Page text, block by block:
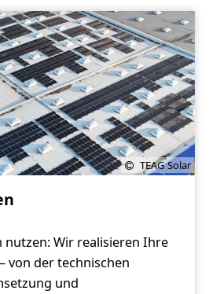
TEAG Solar
nutzen: Wir realisieren Ihre
von der technischen
und